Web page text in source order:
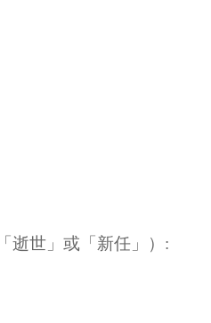
逝世」或「新任」）: